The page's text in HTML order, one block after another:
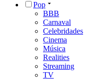
Pop
BBB
Carnaval
Celebridades
Cinema
Música
Realities
Streaming
TV